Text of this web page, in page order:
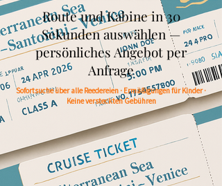
Route und Kabine in 30
Sekunden auswählen —
persönliches Angebot per
Anfrage
Sofortsuche über alle Reedereien · Ermäßigungen für Kinder ·
Keine versteckten Gebühren